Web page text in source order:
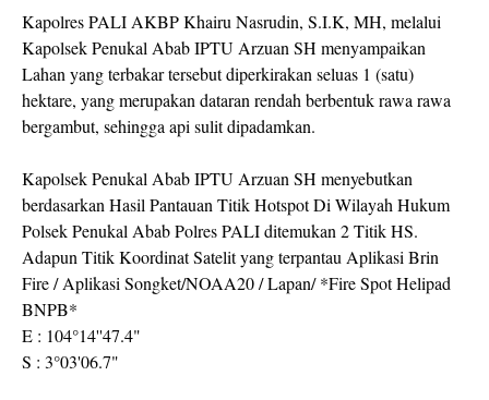
Kapolres PALI AKBP Khairu Nasrudin, S.I.K, MH, melalui
Kapolsek Penukal Abab IPTU Arzuan SH menyampaikan
Lahan yang terbakar tersebut diperkirakan seluas 1 (satu)
hektare, yang merupakan dataran rendah berbentuk rawa rawa
bergambut, sehingga api sulit dipadamkan.
Kapolsek Penukal Abab IPTU Arzuan SH menyebutkan
berdasarkan Hasil Pantauan Titik Hotspot Di Wilayah Hukum
Polsek Penukal Abab Polres PALI ditemukan 2 Titik HS.
Adapun Titik Koordinat Satelit yang terpantau Aplikasi Brin
Fire / Aplikasi Songket/NOAA20 / Lapan/ *Fire Spot Helipad
BNPB*
E : 104°14''47.4"
S : 3°03'06.7"